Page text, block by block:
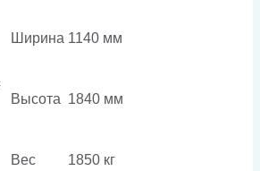
Ширина 1140 мм
Высота 1840 мм
Вес 1850 кг